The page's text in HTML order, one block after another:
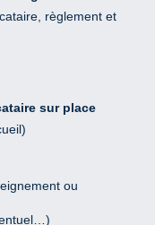
règlement et
sur place
ou